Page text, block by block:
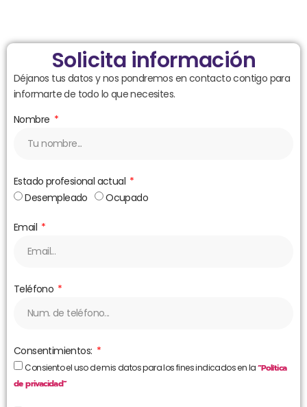
Solicita información
Déjanos tus datos y nos pondremos en contacto contigo para
informarte de todo lo que necesites.
Nombre
Estado profesional actual
Desempleado
Ocupado
Email
Teléfono
Consentimientos:
Consiento el uso de mis datos para los fines indicados en la“Política
de privacidad”